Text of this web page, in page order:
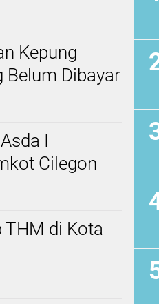
Kepung
Belum Dibayar
I
Cilegon
THM di Kota